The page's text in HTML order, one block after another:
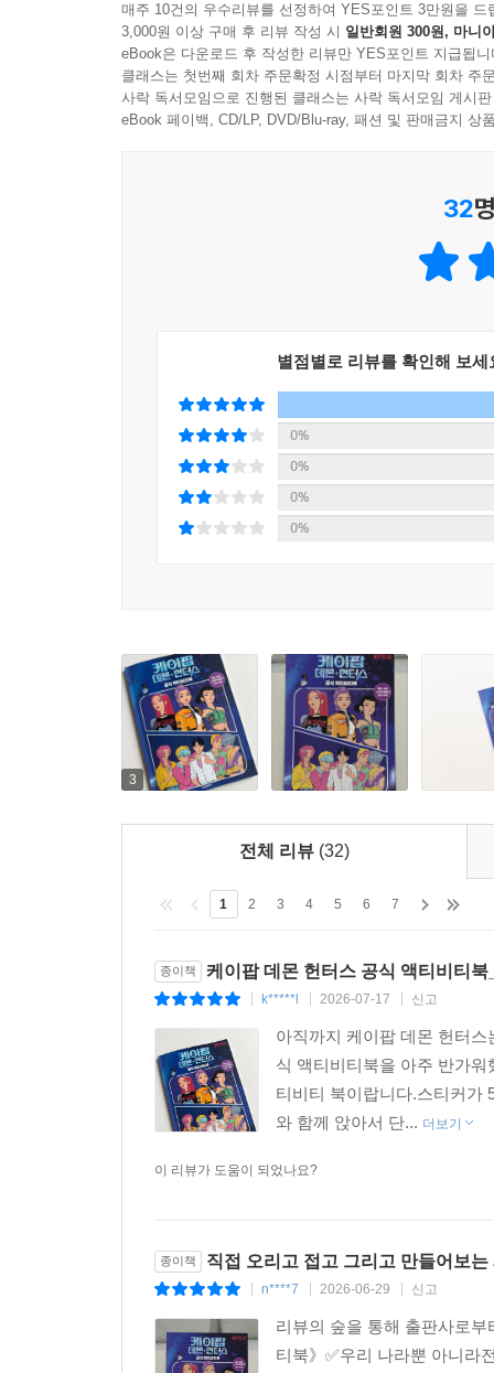
매주 10건의 우수리뷰를 선정하여 YES포인트 3만원을 드
3,000원 이상 구매 후 리뷰 작성 시 일반회원 300원, 마니
eBook은 다운로드 후 작성한 리뷰만 YES포인트 지급됩니
클래스는 첫번째 회차 주문확정 시점부터 마지막 회차 주
사락 독서모임으로 진행된 클래스는 사락 독서모임 게시
eBook 페이백, CD/LP, DVD/Blu-ray, 패션 및 판매금지 상
32
별점별로 리뷰를 확인해 보세
0%
0%
0%
0%
3
전체 리뷰 (32)
1 2 3 4 5 6 7
종이책 케이팝 데몬 헌터스 공식 액티비티
k*****l 2026-07-17 신고
아직까지 케이팝 데몬 헌터
식 액티비티북을 아주 반가
티비티 북이랍니다.스티커가
와 함께 앉아서 단... 더보기
이 리뷰가 도움이 되었나요?
종이책 직접 오리고 접고 그리고 만들어보
n****7 2026-06-29 신고
리뷰의 숲을 통해 출판사로
티북》✅️우리 나라뿐 아니라